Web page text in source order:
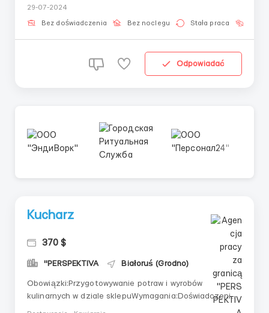
zespół szwaczek. Pełny pakiet socjalnyWymagania dla
kandydata:Krawcowa, krawiec: szycie damskie...
29-07-2024
Bez doświadczenia Bez noclegu Stała praca
Odpowiadać
Kucharz
370 $
"PERSPEKTIVA Białoruś (Grodno)
Obowiązki:Przygotowywanie potraw i wyrobów
kulinarnych w dziale sklepuWymagania:Doświadczenie